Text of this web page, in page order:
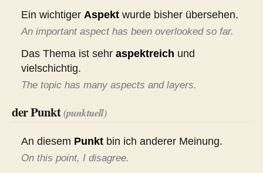
Ein wichtiger Aspekt wurde bisher übersehen.
An important aspect has been overlooked so far.
Das Thema ist sehr aspektreich und
vielschichtig.
The topic has many aspects and layers.
der Punkt(punktuell)
An diesem Punkt bin ich anderer Meinung.
On this point, I disagree.